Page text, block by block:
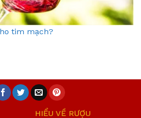
tim mạch?
HIỂU VỀ RƯỢU